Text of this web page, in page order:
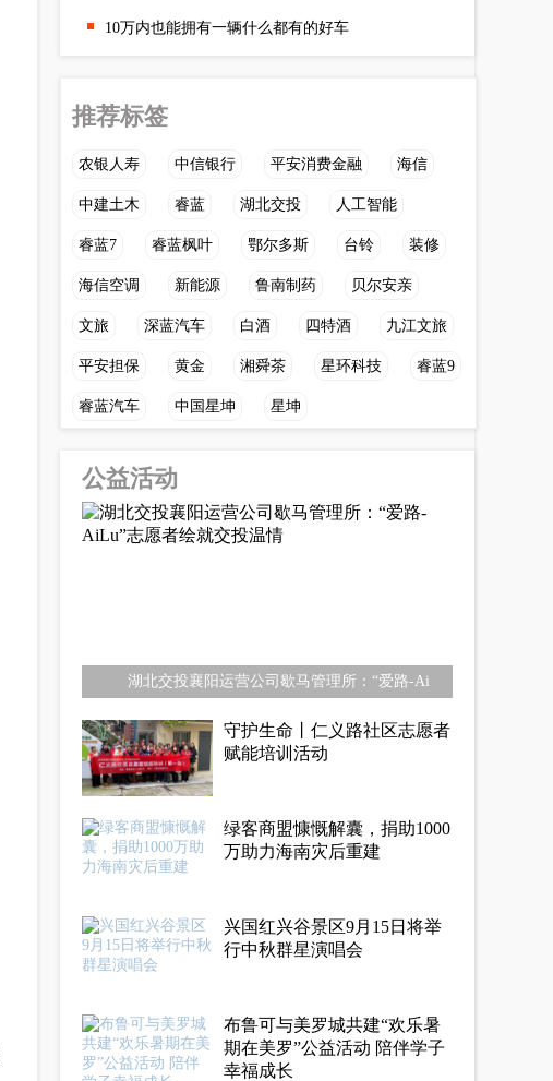
10万内也能拥有一辆什么都有的好车
推荐标签
农银人寿 中信银行 平安消费金融 海信
中建土木 睿蓝 湖北交投 人工智能
睿蓝7 睿蓝枫叶 鄂尔多斯 台铃 装修
海信空调 新能源 鲁南制药 贝尔安亲
文旅 深蓝汽车 白酒 四特酒 九江文旅
平安担保 黄金 湘舜茶 星环科技 睿蓝9
睿蓝汽车 中国星坤 星坤
公益活动
湖北交投襄阳运营公司歇马管理所：“爱路-Ai
守护生命丨仁义路社区志愿者
赋能培训活动
绿客商盟慷慨解囊，捐助1000
万助力海南灾后重建
兴国红兴谷景区9月15日将举
行中秋群星演唱会
布鲁可与美罗城共建“欢乐暑
期在美罗”公益活动 陪伴学子
幸福成长